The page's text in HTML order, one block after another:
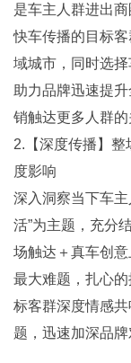
是车主人群进出
快车传播的目标
域城市，同时选
助力品牌迅速提
销触达更多人群的
2.【深度传播】
度影响
深入洞察当下车
活”为主题，充分
场触达＋真车创
最大难题，扎心
标客群深度情感
题，迅速加深品牌